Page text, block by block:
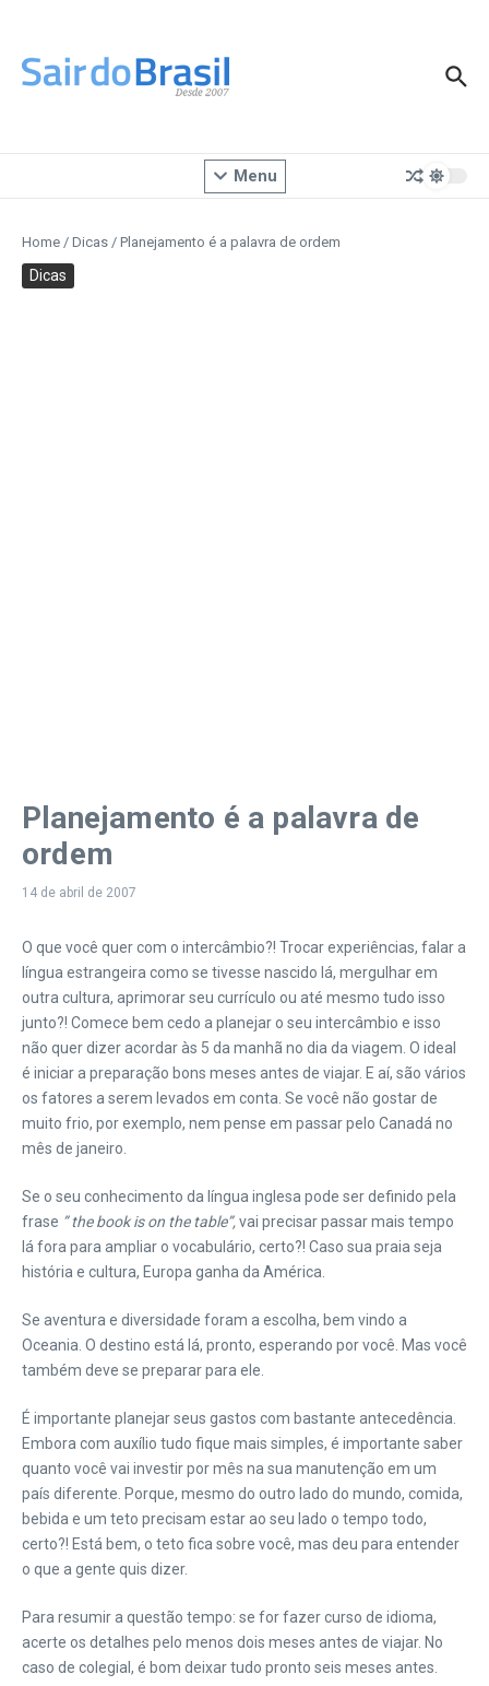
Menu
Home / Dicas / Planejamento é a palavra de ordem
Dicas
Planejamento é a palavra de
ordem
14 de abril de 2007
O que você quer com o intercâmbio?! Trocar experiências, falar a
língua estrangeira como se tivesse nascido lá, mergulhar em
outra cultura, aprimorar seu currículo ou até mesmo tudo isso
junto?! Comece bem cedo a planejar o seu intercâmbio e isso
não quer dizer acordar às 5 da manhã no dia da viagem. O ideal
é iniciar a preparação bons meses antes de viajar. E aí, são vários
os fatores a serem levados em conta. Se você não gostar de
muito frio, por exemplo, nem pense em passar pelo Canadá no
mês de janeiro.
Se o seu conhecimento da língua inglesa pode ser definido pela
frase ” the book is on the table”,vai precisar passar mais tempo
lá fora para ampliar o vocabulário, certo?! Caso sua praia seja
história e cultura, Europa ganha da América.
Se aventura e diversidade foram a escolha, bem vindo a
Oceania. O destino está lá, pronto, esperando por você. Mas você
também deve se preparar para ele.
É importante planejar seus gastos com bastante antecedência.
Embora com auxílio tudo fique mais simples, é importante saber
quanto você vai investir por mês na sua manutenção em um
país diferente. Porque, mesmo do outro lado do mundo, comida,
bebida e um teto precisam estar ao seu lado o tempo todo,
certo?! Está bem, o teto fica sobre você, mas deu para entender
o que a gente quis dizer.
Para resumir a questão tempo: se for fazer curso de idioma,
acerte os detalhes pelo menos dois meses antes de viajar. No
caso de colegial, é bom deixar tudo pronto seis meses antes.